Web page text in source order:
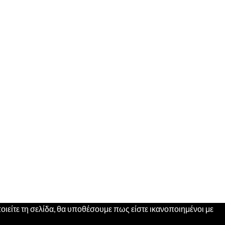
τη σελίδα, θα υποθέσουμε πως είστε ικανοποιημένοι με